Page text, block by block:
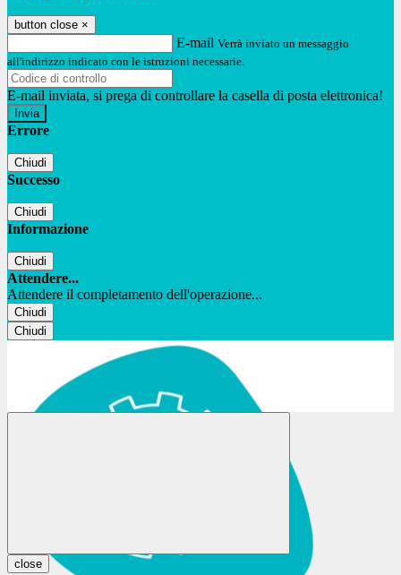
button close ×
E-mail Verrà inviato un messaggio
all'indirizzo indicato con le istruzioni necessarie.
E-mail inviata, si prega di controllare la casella di posta elettronica!
Errore
Chiudi
Successo
Chiudi
Informazione
Chiudi
Attendere...
Attendere il completamento dell'operazione...
Chiudi
Chiudi
close